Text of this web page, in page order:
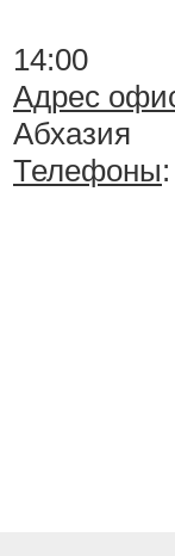
14:00
Адрес
Абхазия
Телефоны